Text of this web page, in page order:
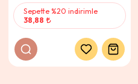
Sepette %20 indirimle
38,88